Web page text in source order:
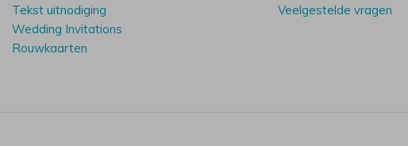
Tekst uitnodiging
Wedding Invitations
Rouwkaarten
Veelgestelde vragen